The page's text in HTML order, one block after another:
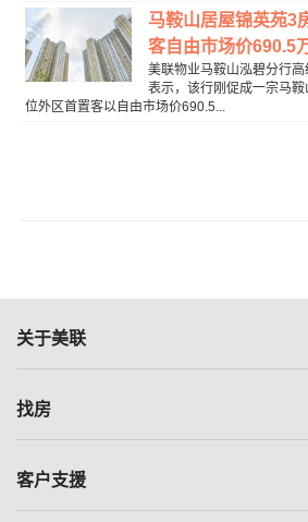
马鞍山居屋锦英苑3
客自由市场价690.5
美联物业马鞍山泓碧分行
表示，该行刚促成一宗马
位外区首置客以自由市场价690.5...
关于美联
美联集团
人才招募
找房
一手新房
客户支援